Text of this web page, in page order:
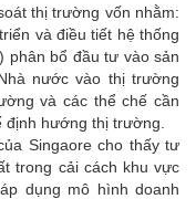
thị trường vốn nhằm:
và điều tiết hệ thống
phân bổ đầu tư vào sản
nước vào thị trường
và các thể chế cần
hướng thị trường.
Singaore cho thấy tư
trong cải cách khu vực
dụng mô hình doanh